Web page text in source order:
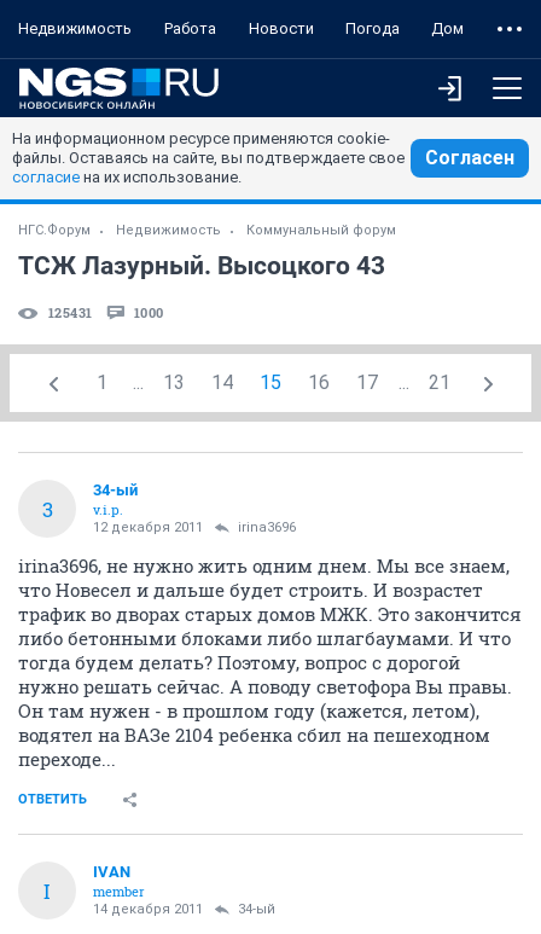
Недвижимость Работа Новости Погода Дом
На информационном ресурсе применяются cookie-
файлы. Оставаясь на сайте, вы подтверждаете свое
согласие на их использование.
Согласен
НГС.Форум Недвижимость Коммунальный форум
ТСЖ Лазурный. Высоцкого 43
125431 1000
1 ... 13 14 15 16 17 ... 21
3
34-ый
v.i.p.
12 декабря 2011 irina3696
irina3696, не нужно жить одним днем. Мы все знаем,
что Новесел и дальше будет строить. И возрастет
трафик во дворах старых домов МЖК. Это закончится
либо бетонными блоками либо шлагбаумами. И что
тогда будем делать? Поэтому, вопрос с дорогой
нужно решать сейчас. А поводу светофора Вы правы.
Он там нужен - в прошлом году (кажется, летом),
водятел на ВАЗе 2104 ребенка сбил на пешеходном
переходе...
ОТВЕТИТЬ
I
IVAN
member
14 декабря 2011 34-ый